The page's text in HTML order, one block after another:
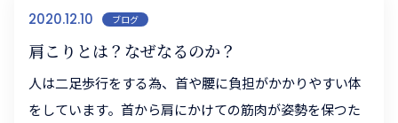
2020.12.10 ブログ
肩こりとは？なぜなるのか？
人は二足歩行をする為、首や腰に負担がかかりやすい体
をしています。首から肩にかけての筋肉が姿勢を保つた